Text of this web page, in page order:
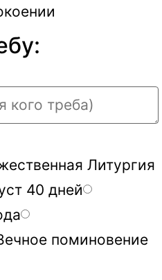
Литургия
40 дней
поминовение